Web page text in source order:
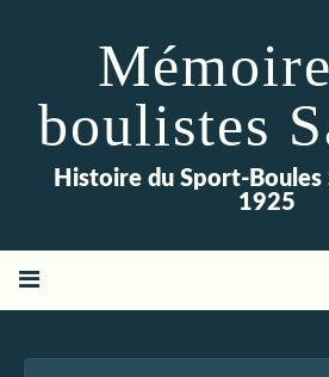
boulistes
Histoire du Sport-Boules
1925